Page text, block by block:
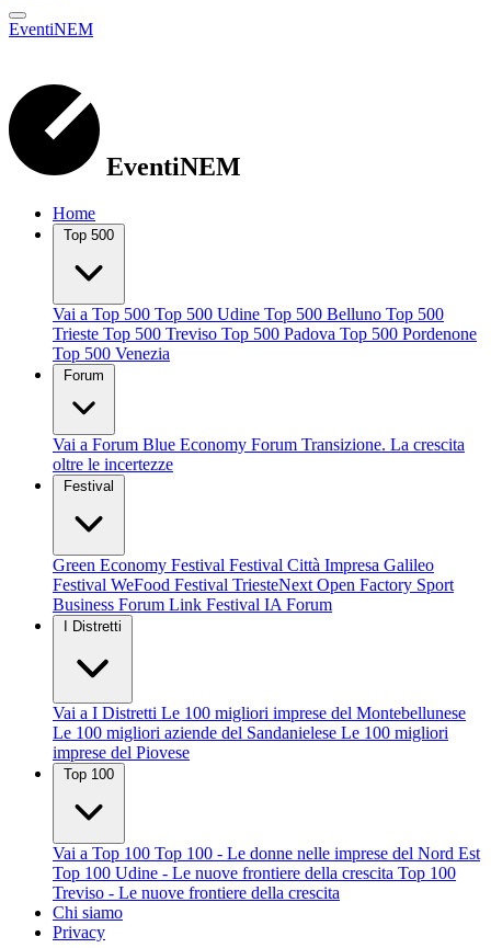
EventiNEM
EventiNEM
Home
Top 500
Vai a Top 500 Top 500 Udine Top 500 Belluno Top 500
Trieste Top 500 Treviso Top 500 Padova Top 500 Pordenone
Top 500 Venezia
Forum
Vai a Forum Blue Economy Forum Transizione. La crescita
oltre le incertezze
Festival
Green Economy Festival Festival Città Impresa Galileo
Festival WeFood Festival TriesteNext Open Factory Sport
Business Forum Link Festival IA Forum
I Distretti
Vai a I Distretti Le 100 migliori imprese del Montebellunese
Le 100 migliori aziende del Sandanielese Le 100 migliori
imprese del Piovese
Top 100
Vai a Top 100 Top 100 - Le donne nelle imprese del Nord Est
Top 100 Udine - Le nuove frontiere della crescita Top 100
Treviso - Le nuove frontiere della crescita
Chi siamo
Privacy